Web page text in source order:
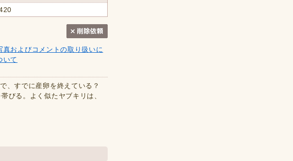
真およびコメントの取り扱いに
いて
、すでに産卵を終えている？
びる。よく似たヤブキリは、